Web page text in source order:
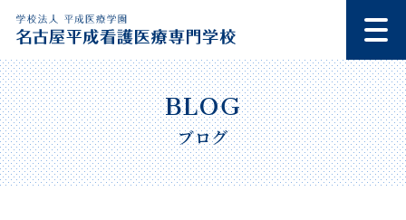
ブログ